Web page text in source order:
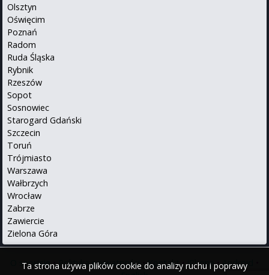
Ta strona używa plików cookie do analizy ruchu i poprawy
Olsztyn
Oświęcim
Poznań
Radom
Ruda Śląska
Rybnik
Rzeszów
Sopot
Sosnowiec
Starogard Gdański
Szczecin
Toruń
Trójmiasto
Warszawa
Wałbrzych
Wrocław
Zabrze
Zawiercie
Zielona Góra
O serwisie•Polityka prywatności•Kontakt•iPhone•Android